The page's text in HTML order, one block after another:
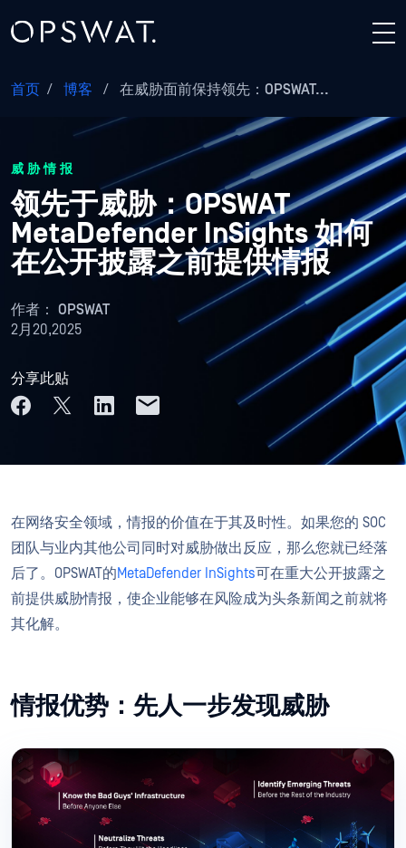
首页 / 博客 / 在威胁面前保持领先：OPSWAT...
威胁情报
领先于威胁：OPSWAT
MetaDefender InSights 如何
在公开披露之前提供情报
作者： OPSWAT
2月20,2025
分享此贴
在网络安全领域，情报的价值在于其及时性。如果您的 SOC
团队与业内其他公司同时对威胁做出反应，那么您就已经落
后了。OPSWAT的MetaDefender InSights可在重大公开披露之
前提供威胁情报，使企业能够在风险成为头条新闻之前就将
其化解。
情报优势：先人一步发现威胁